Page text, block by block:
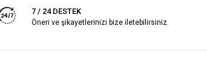
7 / 24 DESTEK
Öneri ve şikayetlerinizi bize iletebilirsiniz.